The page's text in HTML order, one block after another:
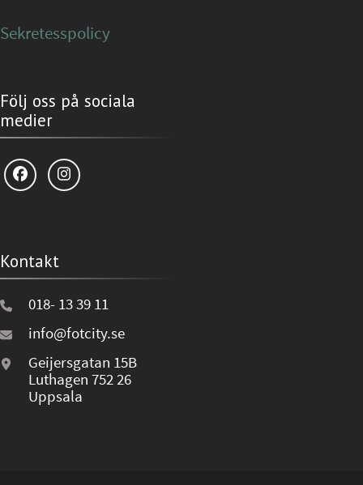
Sekretesspolicy
Följ oss på sociala
medier
Kontakt
018- 13 39 11
info@fotcity.se
Geijersgatan 15B
Luthagen 752 26
Uppsala